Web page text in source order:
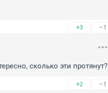
+3 –1
сколько эти протянут?
+2 –1